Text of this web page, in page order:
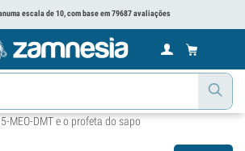
escala de 10, com base em 79687 avaliações
5-MEO-DMT e o profeta do sapo